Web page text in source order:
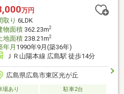
13分（約1010ｍ）・コープここ
約1510ｍ）・徳山動物園まで徒歩
万円
取り 6LDK
物面積362.23m2
地面積238.21m2
年月 1990年9月(築36年)
ＪＲ山陽本線 広島駅 徒歩14分
広島県広島市東区光が丘
場あり
駐車2台